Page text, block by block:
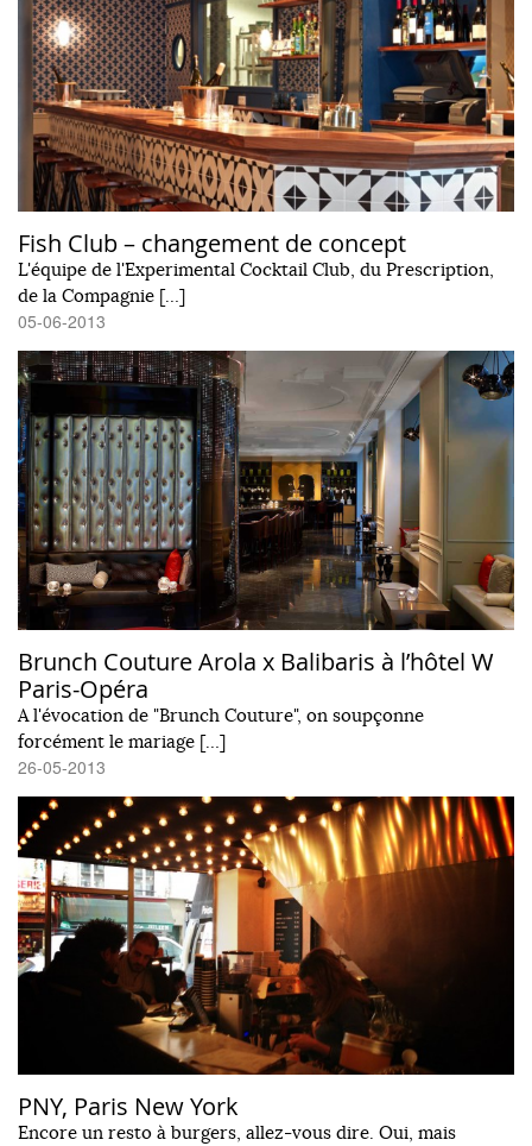
Fish Club – changement de concept
L'équipe de l'Experimental Cocktail Club, du Prescription,
de la Compagnie […]
05-06-2013
Brunch Couture Arola x Balibaris à l’hôtel W
Paris-Opéra
A l'évocation de "Brunch Couture", on soupçonne
forcément le mariage […]
26-05-2013
PNY, Paris New York
Encore un resto à burgers, allez-vous dire. Oui, mais